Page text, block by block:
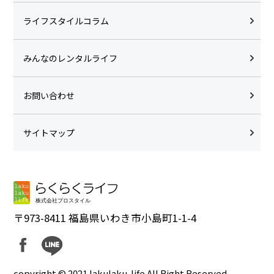
ライフスタイルコラム
みんなのレンタルライフ
お問い合わせ
サイトマップ
〒973-8411 福島県いわき市小島町1-1-4